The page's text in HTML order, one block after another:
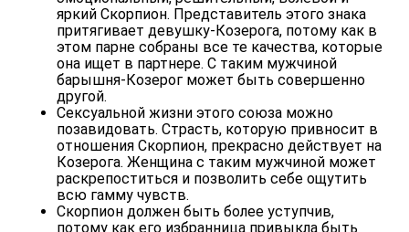
яркий Скорпион. Представитель этого знака
притягивает девушку-Козерога, потому как в
этом парне собраны все те качества, которые
она ищет в партнере. С таким мужчиной
барышня-Козерог может быть совершенно
другой.
Сексуальной жизни этого союза можно
позавидовать. Страсть, которую привносит в
отношения Скорпион, прекрасно действует на
Козерога. Женщина с таким мужчиной может
раскрепоститься и позволить себе ощутить
всю гамму чувств.
Скорпион должен быть более уступчив,
потому как его избранница привыкла быть